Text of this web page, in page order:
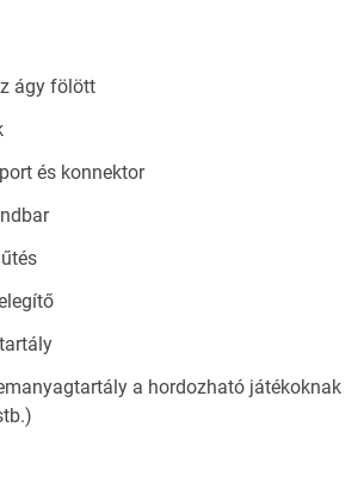
ágy fölött
és konnektor
a hordozható játékoknak